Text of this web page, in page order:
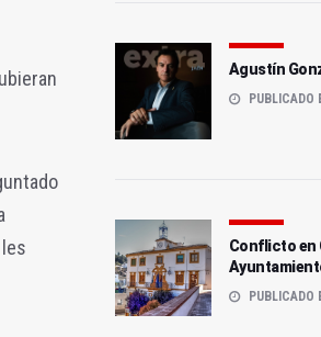
Agustín
PUBLICADO
Conflicto en
PUBLICADO